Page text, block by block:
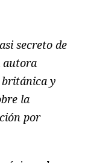
secreto de
autora
británica y
la
por